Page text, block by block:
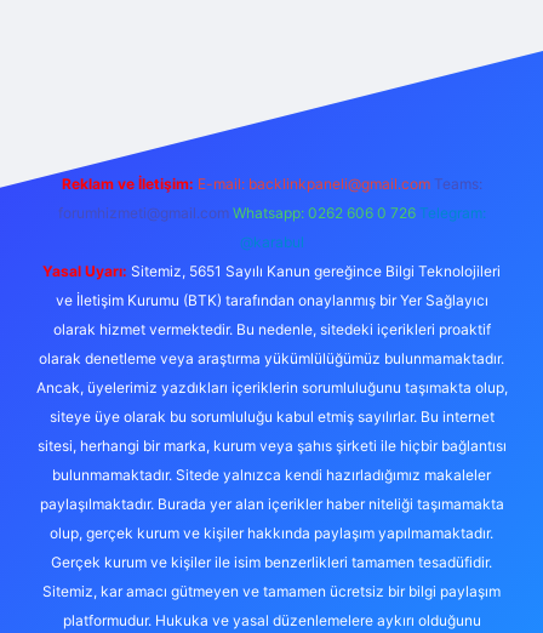
Reklam ve İletişim: E-mail: backlinkpaneli@gmail.com Teams:
forumhizmeti@gmail.com Whatsapp: 0262 606 0 726 Telegram:
@karabul
Yasal Uyarı: Sitemiz, 5651 Sayılı Kanun gereğince Bilgi Teknolojileri
ve İletişim Kurumu (BTK) tarafından onaylanmış bir Yer Sağlayıcı
olarak hizmet vermektedir. Bu nedenle, sitedeki içerikleri proaktif
olarak denetleme veya araştırma yükümlülüğümüz bulunmamaktadır.
Ancak, üyelerimiz yazdıkları içeriklerin sorumluluğunu taşımakta olup,
siteye üye olarak bu sorumluluğu kabul etmiş sayılırlar. Bu internet
sitesi, herhangi bir marka, kurum veya şahıs şirketi ile hiçbir bağlantısı
bulunmamaktadır. Sitede yalnızca kendi hazırladığımız makaleler
paylaşılmaktadır. Burada yer alan içerikler haber niteliği taşımamakta
olup, gerçek kurum ve kişiler hakkında paylaşım yapılmamaktadır.
Gerçek kurum ve kişiler ile isim benzerlikleri tamamen tesadüfidir.
Sitemiz, kar amacı gütmeyen ve tamamen ücretsiz bir bilgi paylaşım
platformudur. Hukuka ve yasal düzenlemelere aykırı olduğunu